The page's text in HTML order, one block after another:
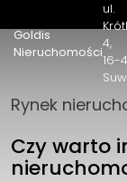
Goldis
Nieruchomości
ul.
4
16-
ul.
16-
Rynek
Czy warto